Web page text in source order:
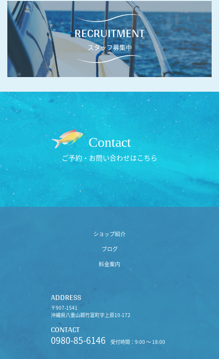
RECRUITMENT
スタッフ募集中
Contact
ご予約・お問い合わせはこちら
ショップ紹介
ブログ
料金案内
ADDRESS
〒907-1541
沖縄県八重山郡竹富町字上原10-172
CONTACT
0980-85-6146 受付時間：9:00 〜 18:00